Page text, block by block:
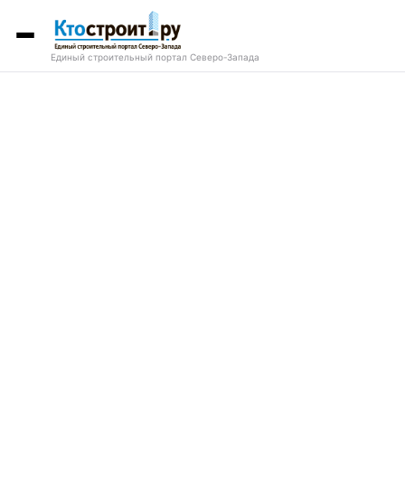
Единый строительный портал Северо-Запада